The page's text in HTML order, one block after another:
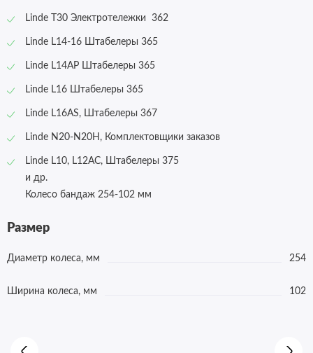
Linde T30 Электротележки 362
Linde L14-16 Штабелеры 365
Linde L14AP Штабелеры 365
Linde L16 Штабелеры 365
Linde L16AS, Штабелеры 367
Linde N20-N20H, Комплектовщики заказов
Linde L10, L12AC, Штабелеры 375
и др.
Колесо бандаж 254-102 мм
Размер
Диаметр колеса, мм 254
Ширина колеса, мм 102